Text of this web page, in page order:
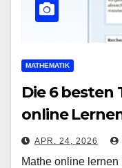
MATHEMATIK
Die 6 besten
online
APR. 24, 2026
Mathe online